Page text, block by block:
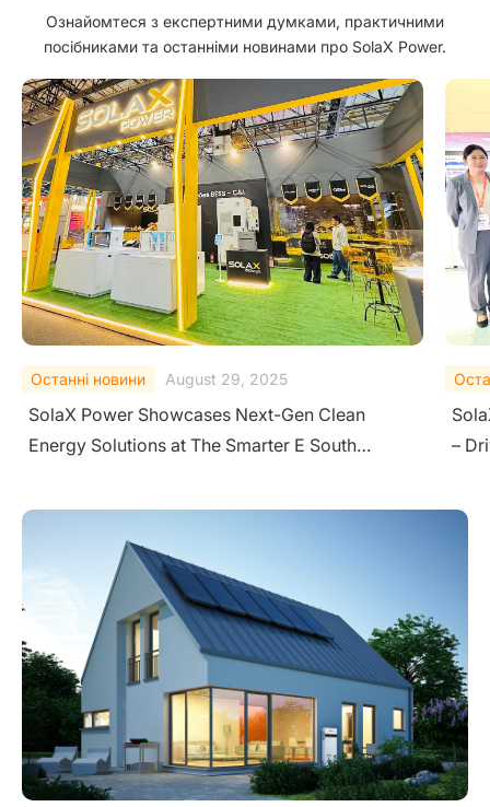
Ознайомтеся з експертними думками, практичними
посібниками та останніми новинами про SolaX Power.
Останні новини August 18, 2025
SolaX Shines at Solar Pakistan 2025 in Karachi
– Driving Clean Energy Transition